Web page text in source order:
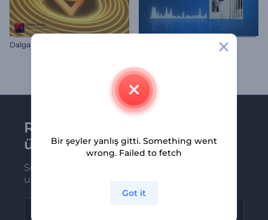
Renderforest bültenine
üye olun
Son haber ve tekliflerimiz ilk olarak size
ulaşsın
Bir şeyler yanlış gitti. Something went
wrong. Failed to fetch
Got it